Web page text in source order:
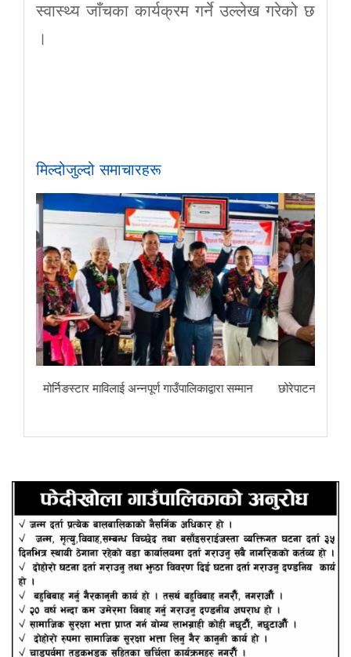
स्वास्थ्य जाँचका कार्यक्रम गर्ने उल्लेख गरेको छ
।
मिल्दोजुल्दो समाचारहरू
मोर्निङस्टार माविलाई अन्नपूर्ण गाउँपालिकाद्वारा सम्मान छोरेपाटन मा.